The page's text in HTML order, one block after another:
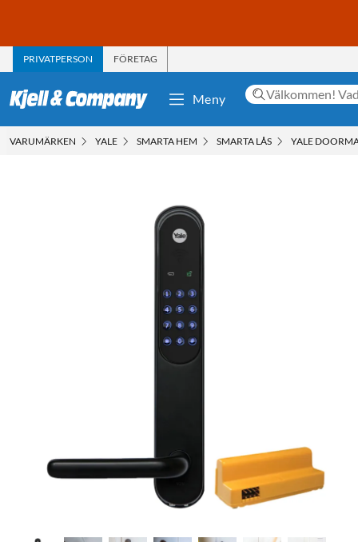
PRIVATPERSON FÖRETAG
Meny
VARUMÄRKEN YALE SMARTA HEM SMARTA LÅS YALE